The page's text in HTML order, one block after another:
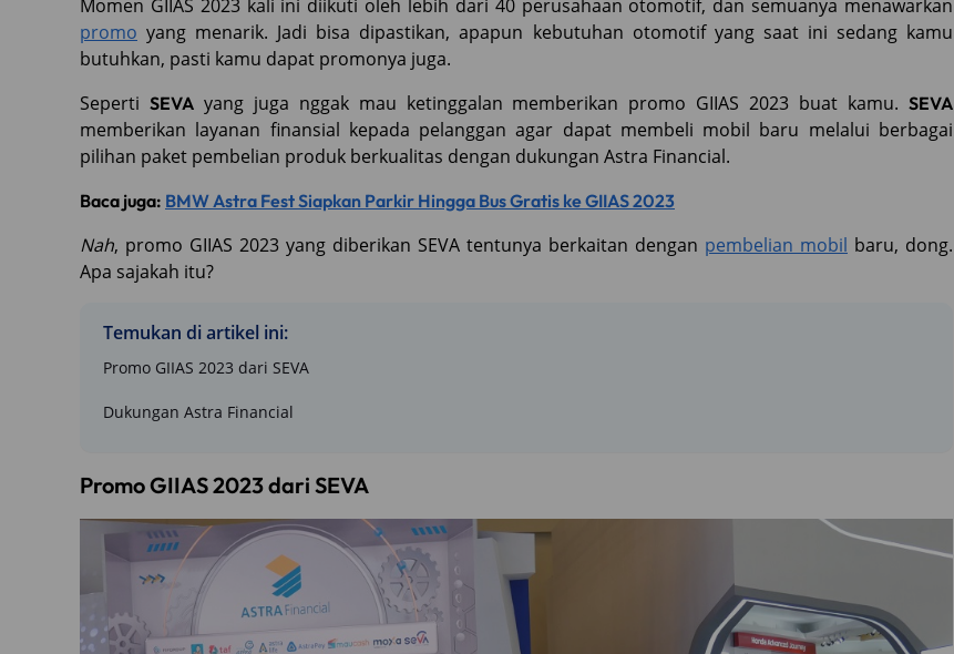
Momen GIIAS 2023 kali ini diikuti oleh lebih dari 40 perusahaan otomotif, dan semuanya menawarkan
promo yang menarik. Jadi bisa dipastikan, apapun kebutuhan otomotif yang saat ini sedang kamu
butuhkan, pasti kamu dapat promonya juga.
Seperti SEVAyang juga nggak mau ketinggalan memberikan promo GIIAS 2023 buat kamu.SEVA
memberikan layanan finansial kepada pelanggan agar dapat membeli mobil baru melalui berbagai
pilihan paket pembelian produk berkualitas dengan dukungan Astra Financial.
Baca juga: BMW Astra Fest Siapkan Parkir Hingga Bus Gratis ke GIIAS 2023
Nah, promo GIIAS 2023 yang diberikan SEVA tentunya berkaitan dengan pembelian mobil baru, dong.
Apa sajakah itu?
Temukan di artikel ini:
Promo GIIAS 2023 dari SEVA
Dukungan Astra Financial
Promo GIIAS 2023 dari SEVA